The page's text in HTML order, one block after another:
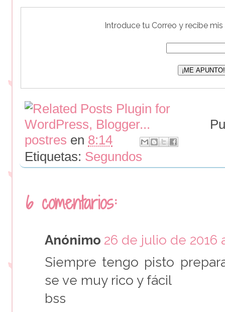
Introduce tu Correo y recibe
postres en 8:14
Etiquetas: Segundos
6 comentarios:
Anónimo 26 de julio de 2016
Siempre tengo pisto
se ve muy rico y fácil
bss